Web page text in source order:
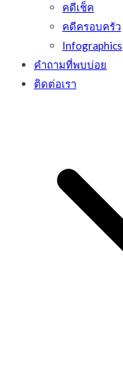
คดีเช็ค
คดีครอบครัว
Infographics
คำถามที่พบบ่อย
ติดต่อเรา